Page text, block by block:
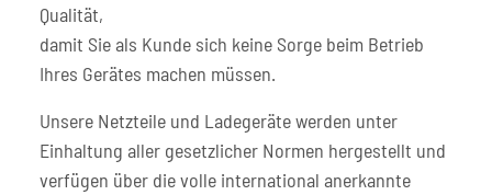
Qualität,
damit Sie als Kunde sich keine Sorge beim Betrieb
Ihres Gerätes machen müssen.
Unsere Netzteile und Ladegeräte werden unter
Einhaltung aller gesetzlicher Normen hergestellt und
verfügen über die volle international anerkannte